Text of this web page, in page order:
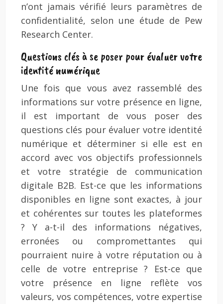
n’ont jamais vérifié leurs paramètres de
confidentialité, selon une étude de Pew
Research Center.
Questions clés à se poser pour évaluer votre
identité numérique
Une fois que vous avez rassemblé des
informations sur votre présence en ligne,
il est important de vous poser des
questions clés pour évaluer votre identité
numérique et déterminer si elle est en
accord avec vos objectifs professionnels
et votre stratégie de communication
digitale B2B. Est-ce que les informations
disponibles en ligne sont exactes, à jour
et cohérentes sur toutes les plateformes
? Y a-t-il des informations négatives,
erronées ou compromettantes qui
pourraient nuire à votre réputation ou à
celle de votre entreprise ? Est-ce que
votre présence en ligne reflète vos
valeurs, vos compétences, votre expertise